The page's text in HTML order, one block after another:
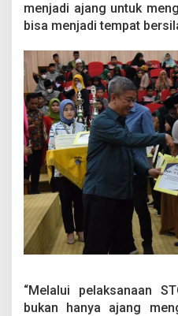
menjadi ajang untuk
bisa menjadi tempat
“Melalui pelaksanaan
bukan hanya ajang